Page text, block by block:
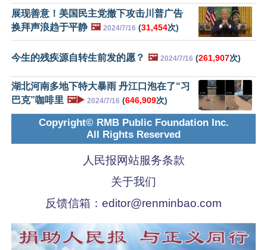
展现善意！美国民主党撤下攻击川普广告
换拜声浪趋于平静 🖼️ 2024/7/16 (31,454次)
今生的残疾源自转生前发的愿？ 🖼️ 2024/7/16 (261,907次)
湖北河南多地下特大暴雨 丹江口泡在了“习
巴克”咖啡里 🖼️▶️ 2024/7/16 (646,909次)
Copyright© RMB Public Foundation Inc.
All Rights Reserved
人民报网站服务条款
关于我们
反馈信箱： editor@renminbao.com